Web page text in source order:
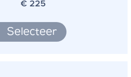
€ 225
Selecteer